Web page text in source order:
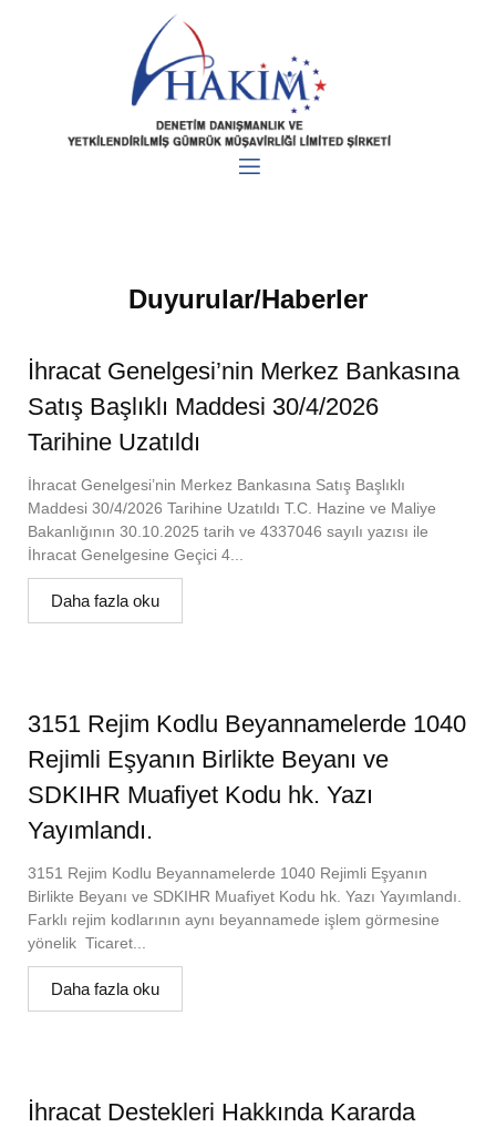
Duyurular/Haberler
İhracat Genelgesi’nin Merkez Bankasına
Satış Başlıklı Maddesi 30/4/2026
Tarihine Uzatıldı
İhracat Genelgesi’nin Merkez Bankasına Satış Başlıklı
Maddesi 30/4/2026 Tarihine Uzatıldı T.C. Hazine ve Maliye
Bakanlığının 30.10.2025 tarih ve 4337046 sayılı yazısı ile
İhracat Genelgesine Geçici 4...
Daha fazla oku
3151 Rejim Kodlu Beyannamelerde 1040
Rejimli Eşyanın Birlikte Beyanı ve
SDKIHR Muafiyet Kodu hk. Yazı
Yayımlandı.
3151 Rejim Kodlu Beyannamelerde 1040 Rejimli Eşyanın
Birlikte Beyanı ve SDKIHR Muafiyet Kodu hk. Yazı Yayımlandı.
Farklı rejim kodlarının aynı beyannamede işlem görmesine
yönelik Ticaret...
Daha fazla oku
İhracat Destekleri Hakkında Kararda